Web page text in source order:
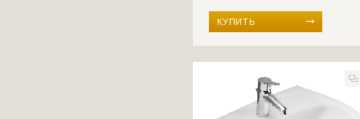
КУПИТЬ